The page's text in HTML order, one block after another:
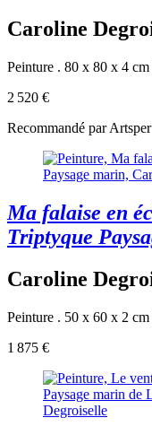
Caroline
Peinture . 80 x 80 x 4 cm
2 520 €
Recommandé par Artsper
Ma falaise en
Triptyque
Caroline
Peinture . 50 x 60 x 2 cm
1 875 €